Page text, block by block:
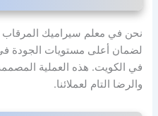
نحن في معلم سيراميك المرقاب
لضمان أعلى مستويات الجودة
في الكويت. هذه العملية
والرضا التام لعملائنا.